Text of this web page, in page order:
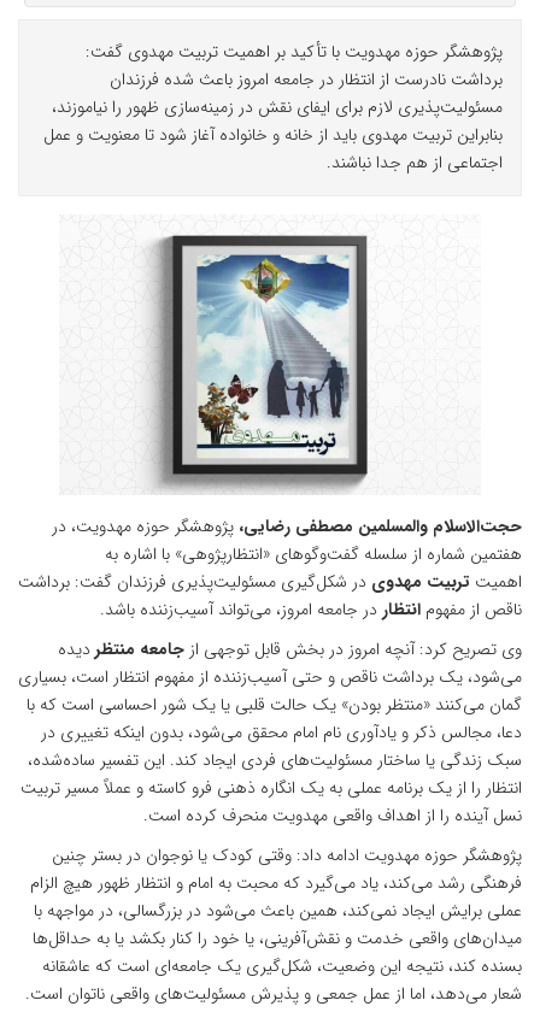
پژوهشگر حوزه مهدویت با تأکید بر اهمیت تربیت مهدوی گفت:
برداشت نادرست از انتظار در جامعه امروز باعث شده فرزندان
مسئولیت‌پذیری لازم برای ایفای نقش در زمینه‌سازی ظهور را نیاموزند،
بنابراین تربیت مهدوی باید از خانه و خانواده آغاز شود تا معنویت و عمل
اجتماعی از هم جدا نباشند.
حجت‌الاسلام والمسلمین مصطفی رضایی، پژوهشگر حوزه مهدویت، در
هفتمین شماره از سلسله گفت‌و‌گو‌های «انتظارپژوهی» با اشاره به
اهمیت تربیت مهدوی در شکل‌گیری مسئولیت‌پذیری فرزندان گفت: برداشت
ناقص از مفهوم انتظار در جامعه امروز، می‌تواند آسیب‌زننده باشد.
وی تصریح کرد: آنچه امروز در بخش قابل توجهی از جامعه منتظر دیده
می‌شود، یک برداشت ناقص و حتی آسیب‌زننده از مفهوم انتظار است، بسیاری
گمان می‌کنند «منتظر بودن» یک حالت قلبی یا یک شور احساسی است که با
دعا، مجالس ذکر و یادآوری نام امام محقق می‌شود، بدون اینکه تغییری در
سبک زندگی یا ساختار مسئولیت‌های فردی ایجاد کند. این تفسیر ساده‌شده،
انتظار را از یک برنامه عملی به یک انگاره ذهنی فرو کاسته و عملاً مسیر تربیت
نسل آینده را از اهداف واقعی مهدویت منحرف کرده است.
پژوهشگر حوزه مهدویت ادامه داد: وقتی کودک یا نوجوان در بستر چنین
فرهنگی رشد می‌کند، یاد می‌گیرد که محبت به امام و انتظار ظهور هیچ الزام
عملی برایش ایجاد نمی‌کند، همین باعث می‌شود در بزرگسالی، در مواجهه با
میدان‌های واقعی خدمت و نقش‌آفرینی، یا خود را کنار بکشد یا به حداقل‌ها
بسنده کند، نتیجه این وضعیت، شکل‌گیری یک جامعه‌ای است که عاشقانه
شعار می‌دهد، اما از عمل جمعی و پذیرش مسئولیت‌های واقعی ناتوان است.